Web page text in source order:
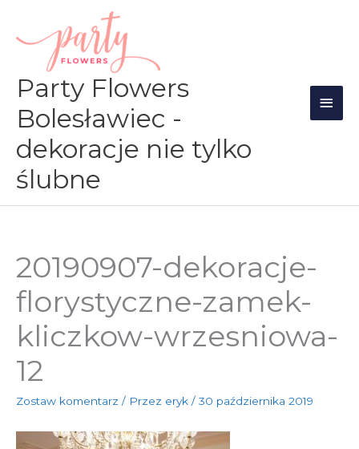
treści
Party Flowers
Bolesławiec -
dekoracje nie tylko
ślubne
20190907-dekoracje-
florystyczne-zamek-
kliczkow-wrzesniowa-
12
Zostaw komentarz / Przez eryk / 30 października 2019